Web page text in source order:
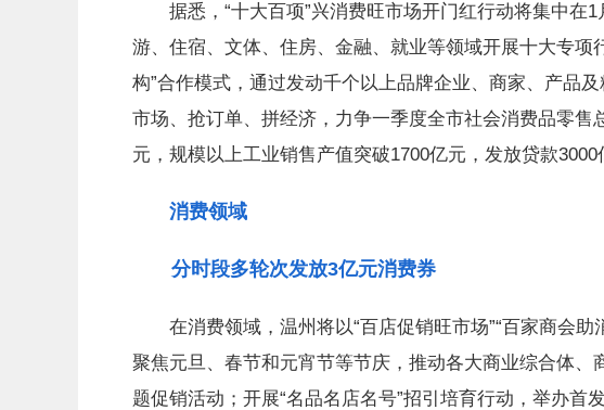
据悉，“十大百项”兴消费旺市场开门红行动将集中在1
游、住宿、文体、住房、金融、就业等领域开展十大专
构”合作模式，通过发动千个以上品牌企业、商家、产品
市场、抢订单、拼经济，力争一季度全市社会消费品零售
元，规模以上工业销售产值突破1700亿元，发放贷款3000
消费领域
分时段多轮次发放3亿元消费券
在消费领域，温州将以“百店促销旺市场”“百家商会助
聚焦元旦、春节和元宵节等节庆，推动各大商业综合体、
题促销活动；开展“名品名店名号”招引培育行动，举办首